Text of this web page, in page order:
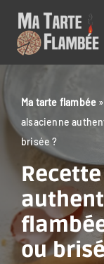
Aller
au
Ma tarte flambée »
alsacienne
brisée ?
ou